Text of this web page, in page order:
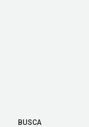
BUSCA